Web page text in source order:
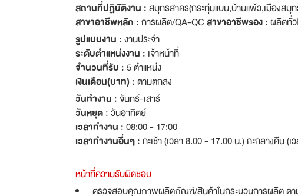
สถานที่ปฏิบัติงาน :สมุทรสาคร(กระทุ่มแบน,บ้านแพ้ว,เมืองสมุ
สาขาอาชีพหลัก :การผลิต/QA-QCสาขาอาชีพรอง :ผลิตทั่ว
รูปแบบงาน :งานประจำ
ระดับตำแหน่งงาน : เจ้าหน้าที่
จำนวนที่รับ :5 ตำแหน่ง
เงินเดือน(บาท) :ตามตกลง
วันทำงาน : จันทร์-เสาร์
วันหยุด :วันอาทิตย์
เวลาทำงาน :08:00 - 17:00
เวลาทำงานอื่นๆ :กะเช้า (เวลา 8.00 - 17.00 น.) กะกลางคืน (
หน้าที่ความรับผิดชอบ
ตรวจสอบคุณภาพผลิตภัณฑ์/สินค้าในกระบวนการผลิต ตา